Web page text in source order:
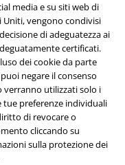
media e su siti web di
Uniti, vengono condivisi
di adeguatezza ai
certificati.
dei cookie da parte
negare il consenso
verranno utilizzati solo i
tue preferenze individuali
di revocare o
cliccando su
sulla protezione dei
Company